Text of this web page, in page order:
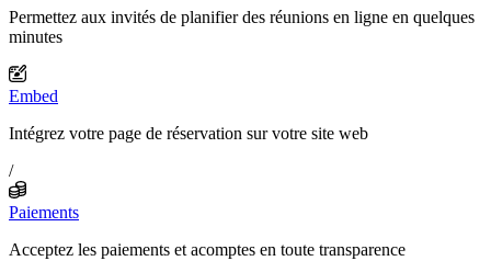
Permettez aux invités de planifier des réunions en ligne en quelques
minutes
Embed
Intégrez votre page de réservation sur votre site web
/
Paiements
Acceptez les paiements et acomptes en toute transparence